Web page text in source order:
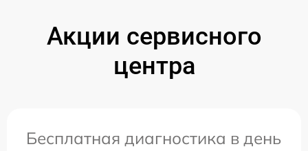
Акции сервисного
центра
Бесплатная диагностика в день